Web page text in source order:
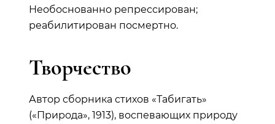
Необоснованно репрессирован;
реабилитирован посмертно.
Творчество
Автор сборника стихов «Табигать»
(«Природа», 1913), воспевающих природу